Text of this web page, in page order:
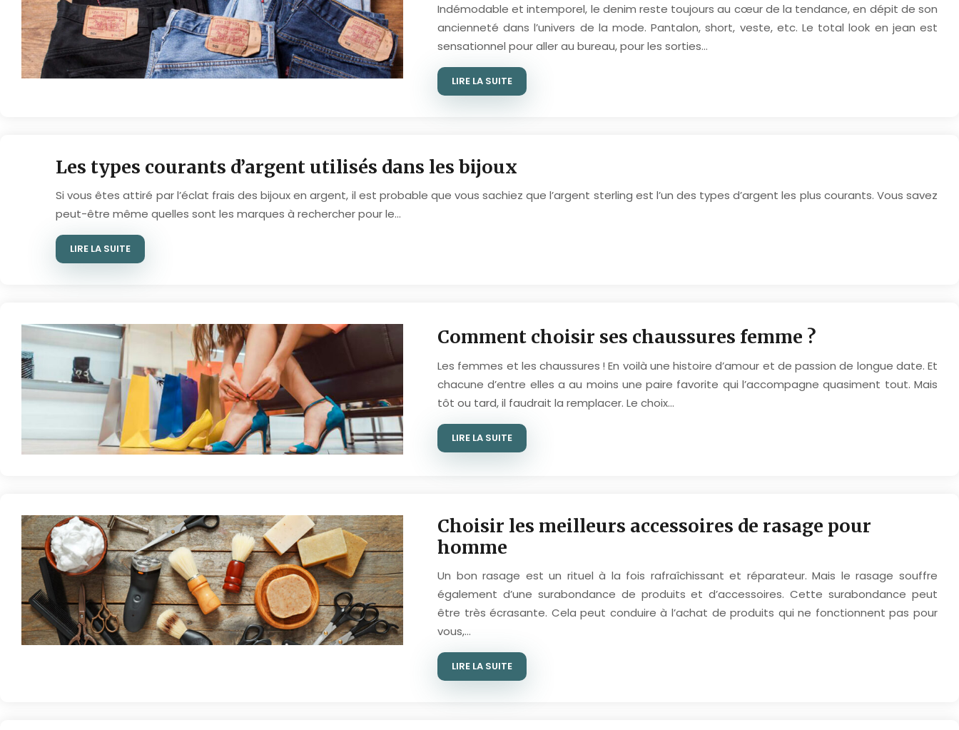
Indémodable et intemporel, le denim reste toujours au cœur de la tendance, en dépit de son
ancienneté dans l’univers de la mode. Pantalon, short, veste, etc. Le total look en jean est
sensationnel pour aller au bureau, pour les sorties…
LIRE LA SUITE
Les types courants d’argent utilisés dans les bijoux
Si vous êtes attiré par l’éclat frais des bijoux en argent, il est probable que vous sachiez que l’argent sterling est l’un des types d’argent les plus courants. Vous savez
peut-être même quelles sont les marques à rechercher pour le…
LIRE LA SUITE
Comment choisir ses chaussures femme ?
Les femmes et les chaussures ! En voilà une histoire d’amour et de passion de longue date. Et
chacune d’entre elles a au moins une paire favorite qui l’accompagne quasiment tout. Mais
tôt ou tard, il faudrait la remplacer. Le choix…
LIRE LA SUITE
Choisir les meilleurs accessoires de rasage pour
homme
Un bon rasage est un rituel à la fois rafraîchissant et réparateur. Mais le rasage souffre
également d’une surabondance de produits et d’accessoires. Cette surabondance peut
être très écrasante. Cela peut conduire à l’achat de produits qui ne fonctionnent pas pour
vous,…
LIRE LA SUITE